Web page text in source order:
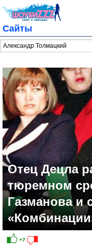
Сайты
Отец Децла
тюремном
Газманова и